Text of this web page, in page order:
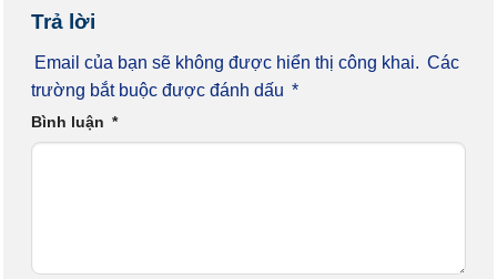
Trả lời
Email của bạn sẽ không được hiển thị công khai. Các
trường bắt buộc được đánh dấu *
Bình luận *